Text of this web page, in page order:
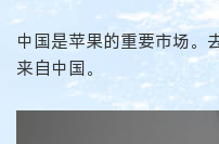
中国是苹果的重要市场。
来自中国。